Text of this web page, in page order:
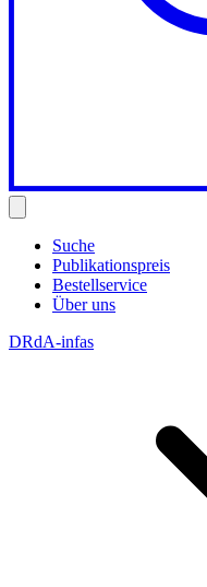
Suche
Publikationspreis
Bestellservice
Über uns
DRdA-infas